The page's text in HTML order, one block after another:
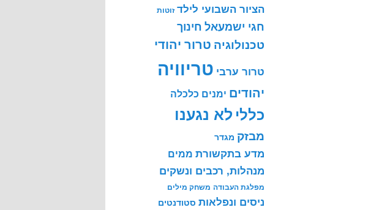
הציור השבועי לילד זוטות
חגי ישמעאל חינוך
טכנולוגיה טרור יהודי
טרור ערבי טריוויה
יהודים ימנים כלכלה
כללי לא נגענו
מבזק מגדר
מדע בתקשורת ממים
מנהלות, רכבים ונשקים
מפלגת העבודה משחק מילים
ניסים ונפלאות סטודנטים